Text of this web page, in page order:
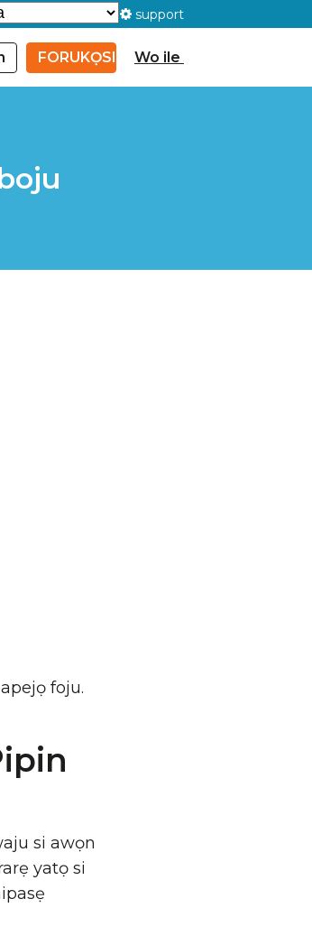
support
FORUKỌSILẸWo ile
foju.
si awọn
yatọ si